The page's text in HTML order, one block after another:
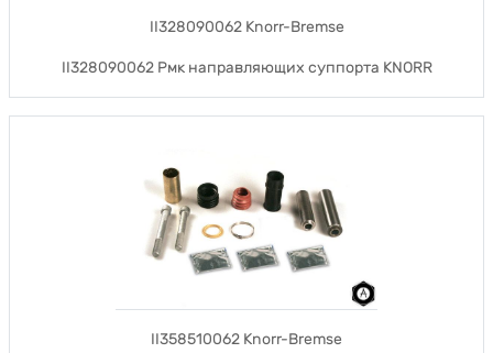
II328090062 Knorr-Bremse
II328090062 Рмк направляющих суппорта KNORR
II358510062 Knorr-Bremse